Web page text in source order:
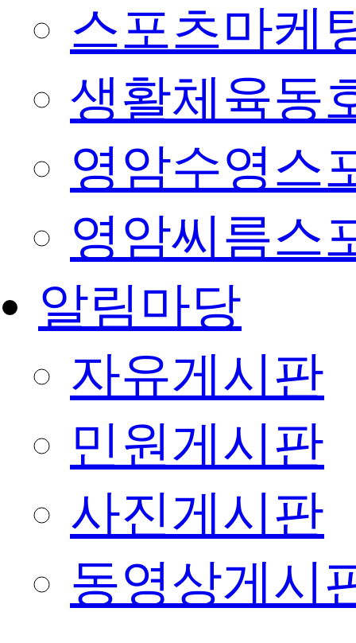
스포츠마케
생활체육동
영암수영스
영암씨름스
알림마당
자유게시판
민원게시판
사진게시판
동영상게시